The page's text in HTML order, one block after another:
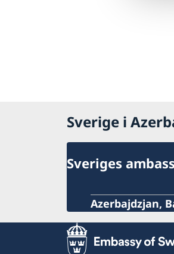
Sverige i
Sveriges
Azerbajdzjan,